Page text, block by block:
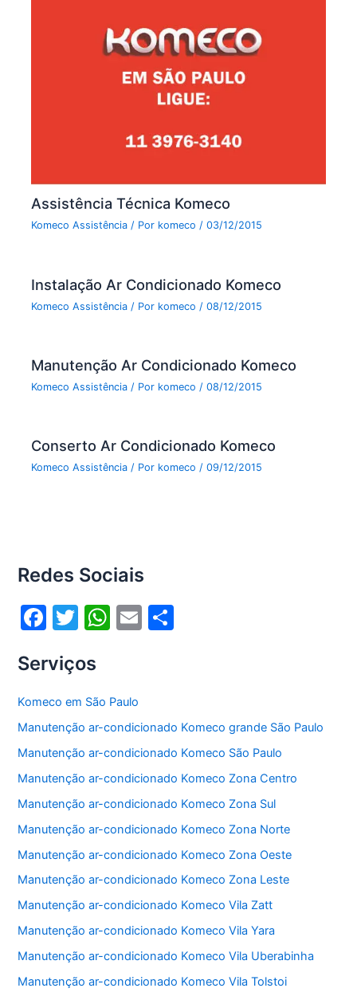
Assistência Técnica Komeco
Komeco Assistência / Por komeco/03/12/2015
Instalação Ar Condicionado Komeco
Komeco Assistência / Por komeco /08/12/2015
Manutenção Ar Condicionado Komeco
Komeco Assistência / Por komeco /08/12/2015
Conserto Ar Condicionado Komeco
Komeco Assistência / Por komeco/09/12/2015
Redes Sociais
F
c
e
b
o
o
k
T
itt
er
W
s
A
p
p
E
Serviços
Komeco em São Paulo
Manutenção ar-condicionado Komeco grande São Paulo
Manutenção ar-condicionado Komeco São Paulo
Manutenção ar-condicionado Komeco Zona Centro
Manutenção ar-condicionado Komeco Zona Sul
Manutenção ar-condicionado Komeco Zona Norte
Manutenção ar-condicionado Komeco Zona Oeste
Manutenção ar-condicionado Komeco Zona Leste
Manutenção ar-condicionado Komeco Vila Zatt
Manutenção ar-condicionado Komeco Vila Yara
Manutenção ar-condicionado Komeco Vila Uberabinha
Manutenção ar-condicionado Komeco Vila Tolstoi